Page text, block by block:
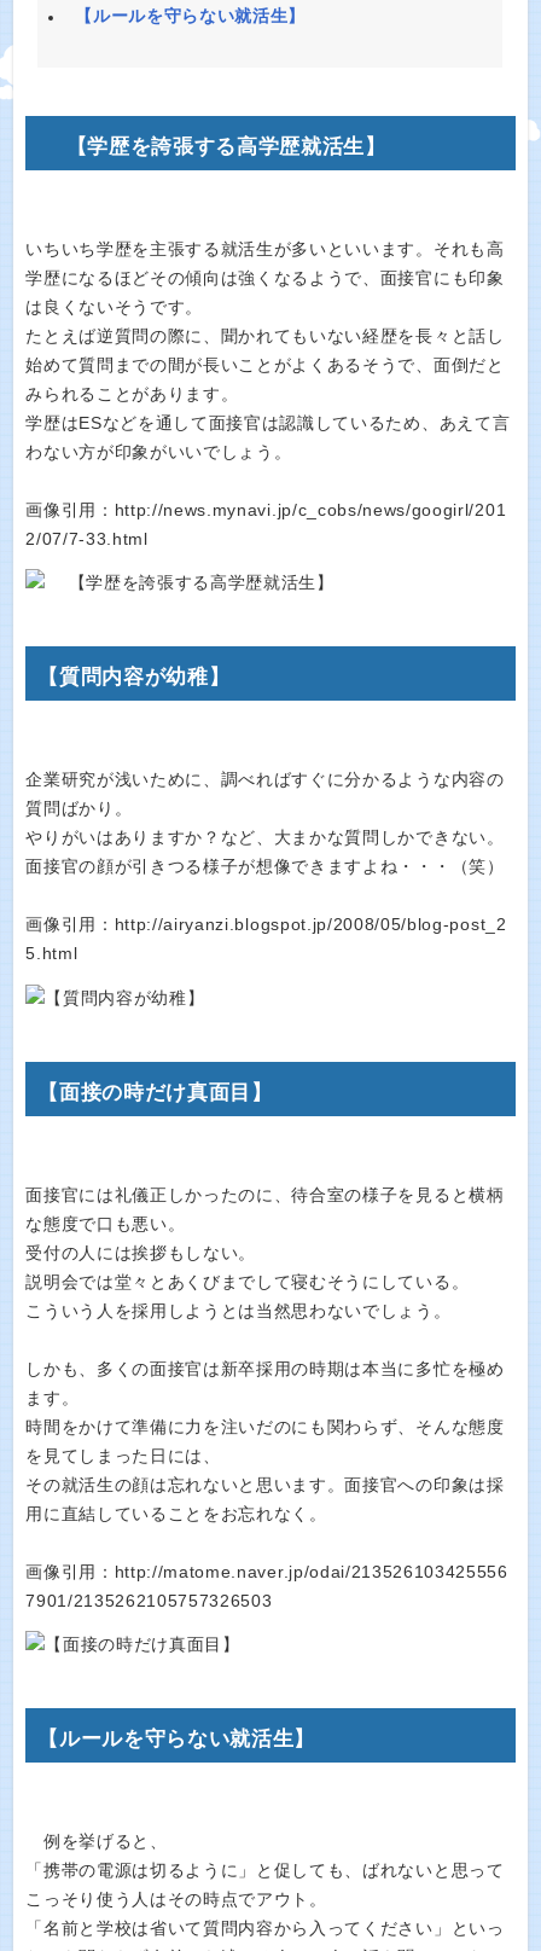
【ルールを守らない就活生】
【学歴を誇張する高学歴就活生】
いちいち学歴を主張する就活生が多いといいます。それも高
学歴になるほどその傾向は強くなるようで、面接官にも印象
は良くないそうです。
たとえば逆質問の際に、聞かれてもいない経歴を長々と話し
始めて質問までの間が長いことがよくあるそうで、面倒だと
みられることがあります。
学歴はESなどを通して面接官は認識しているため、あえて言
わない方が印象がいいでしょう。
画像引用：http://news.mynavi.jp/c_cobs/news/googirl/201
2/07/7-33.html
【質問内容が幼稚】
企業研究が浅いために、調べればすぐに分かるような内容の
質問ばかり。
やりがいはありますか？など、大まかな質問しかできない。
面接官の顔が引きつる様子が想像できますよね・・・（笑）
画像引用：http://airyanzi.blogspot.jp/2008/05/blog-post_2
5.html
【面接の時だけ真面目】
面接官には礼儀正しかったのに、待合室の様子を見ると横柄
な態度で口も悪い。
受付の人には挨拶もしない。
説明会では堂々とあくびまでして寝むそうにしている。
こういう人を採用しようとは当然思わないでしょう。
しかも、多くの面接官は新卒採用の時期は本当に多忙を極め
ます。
時間をかけて準備に力を注いだのにも関わらず、そんな態度
を見てしまった日には、
その就活生の顔は忘れないと思います。面接官への印象は採
用に直結していることをお忘れなく。
画像引用：http://matome.naver.jp/odai/213526103425556
7901/2135262105757326503
【ルールを守らない就活生】
例を挙げると、
「携帯の電源は切るように」と促しても、ばれないと思って
こっそり使う人はその時点でアウト。
「名前と学校は省いて質問内容から入ってください」といっ